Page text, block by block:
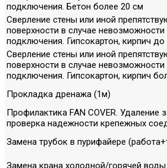
подключения. Бетон более 20 см
Сверление стены или иной
поверхности в случае невозможности
подключения. Гипсокартон, кирпич до
Сверление стены или иной
поверхности в случае невозможности
подключения. Гипсокартон, кирпич
Прокладка дренажа (1м)
Профилактика FAN COVER. Удаление
проверка надежности крепежных
Замена трубок в пурифайере
Замена крана холодной/горячей воды